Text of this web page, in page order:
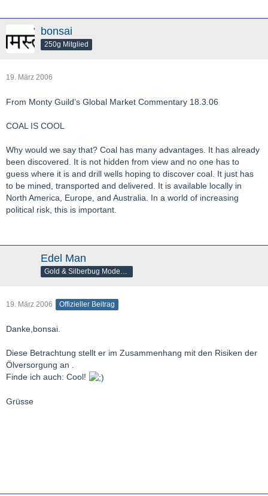
bonsai
250g Mitglied
19. März 2006
From Monty Guild’s Global Market Commentary 18.3.06
COAL IS COOL
Why would we say that? Coal has many advantages. It has already
been discovered. It is not hidden from view and no one has to
guess where it is and drill wells hoping to discover coal. It just has
to be mined, transported and delivered. It is available locally in
North America, Europe, and Australia. In a world of increasing
political risk, this is important.
Edel Man
Gold & Silberbug Moderator
19. März 2006 Offizieller Beitrag
Danke,bonsai.
Diese Betrachtung stellt er im Zusammenhang mit den Risiken der
Ölversorgung an .
Finde ich auch: Cool!
Grüsse